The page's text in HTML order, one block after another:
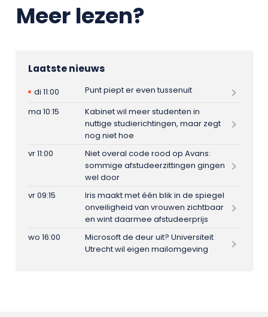
Meer lezen?
Laatste nieuws
di 11:00
Punt piept er even tussenuit
ma 10:15
Kabinet wil meer studenten in
nuttige studierichtingen, maar zegt
nog niet hoe
vr 11:00
Niet overal code rood op Avans:
sommige afstudeerzittingen gingen
wel door
vr 09:15
Iris maakt met één blik in de spiegel
onveiligheid van vrouwen zichtbaar
en wint daarmee afstudeerprijs
wo 16:00
Microsoft de deur uit? Universiteit
Utrecht wil eigen mailomgeving